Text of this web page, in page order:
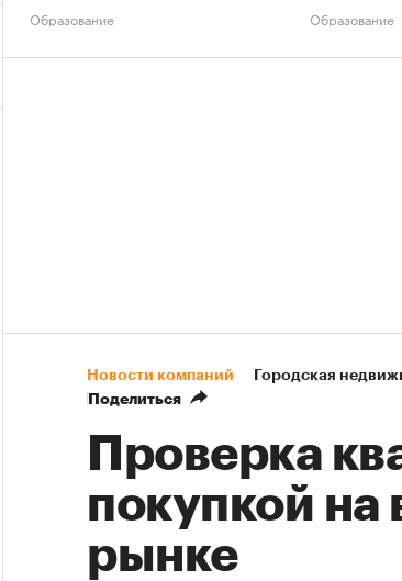
Образование Образование
Новости компаний Городская
Поделиться
Проверка
покупкой на
рынке